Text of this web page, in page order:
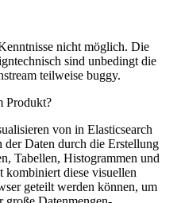
nicht möglich. Die
sind unbedingt die
teilweise buggy.
Produkt?
von in Elasticsearch
der Daten durch die Erstellung
Tabellen, Histogrammen und
kombiniert diese visuellen
geteilt werden können, um